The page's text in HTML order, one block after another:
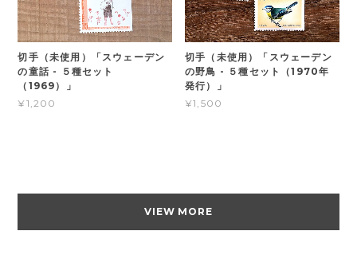
切手（未使用）「スウェーデン
の童話 - ５種セット
（1969）」
¥1,200
切手（未使用）「スウェーデン
の野鳥 - ５種セット（1970年
発行）」
¥1,500
VIEW MORE